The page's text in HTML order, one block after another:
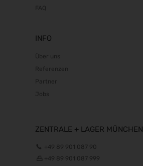
FAQ
INFO
Über uns
Referenzen
Partner
Jobs
ZENTRALE + LAGER MÜNCHEN
+49 89 901 087 90
+49 89 901 087 999